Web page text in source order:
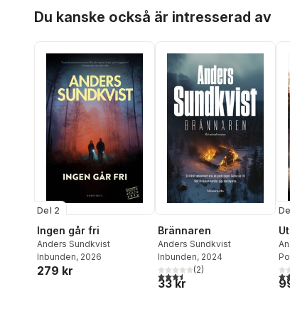
Du kanske också är intresserad av
Del 2
Ingen går fri
Anders Sundkvist
Inbunden, 2026
279 kr
Brännaren
Anders Sundkvist
Inbunden, 2024
3,5utav 5 stjärnor. Totalt antal
(2)
33 kr
4,2